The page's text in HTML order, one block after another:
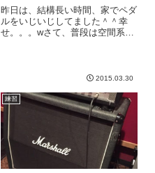
昨日は、結構長い時間、家でペダ
ルをいじいじしてました＾＾幸
せ。。。wさて、普段は空間系は
はりセンドリターンのほうがいい
れ...
2015.03.30
練習